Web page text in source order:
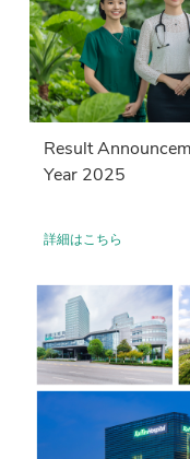
Result
Year 2025
詳細はこちら